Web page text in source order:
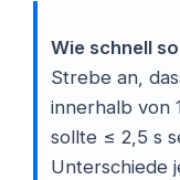
Wie schnell
Strebe an,
innerhalb von
sollte ≤ 2,5 s
Unterschiede